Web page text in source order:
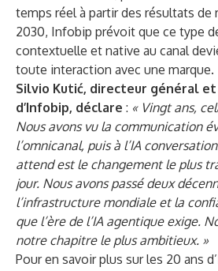
temps réel à partir des résultats de
2030, Infobip prévoit que ce type
contextuelle et native au canal
toute interaction avec une marque.
Silvio Kutić, directeur général
d’Infobip, déclare : « Vingt ans,
Nous avons vu la communication
l’omnicanal, puis à l’IA
attend est le changement le plus
jour. Nous avons passé deux
l’infrastructure mondiale et la
que l’ère de l’IA agentique exige.
notre chapitre le plus ambitieux. »
Pour en savoir plus sur les 20 ans